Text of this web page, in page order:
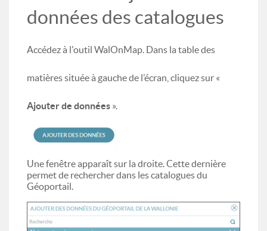
données des catalogues
Accédez à l'outil WalOnMap. Dans la table des
matières située à gauche de l’écran, cliquez sur «
Ajouter de données ».
Une fenêtre apparaît sur la droite. Cette dernière
permet de rechercher dans les catalogues du
Géoportail.